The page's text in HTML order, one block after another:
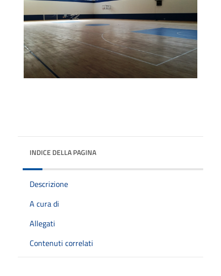
INDICE DELLA PAGINA
Descrizione
A cura di
Allegati
Contenuti correlati